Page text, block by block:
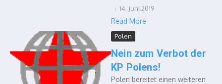
14. Juni 2019
Read More
Polen
Nein zum Verbot der
KP Polens!
Polen bereitet einen weiteren